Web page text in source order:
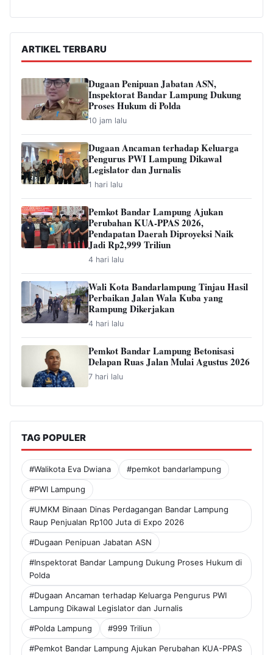
ARTIKEL TERBARU
Dugaan Penipuan Jabatan ASN,
Inspektorat Bandar Lampung Dukung
Proses Hukum di Polda
10 jam lalu
Dugaan Ancaman terhadap Keluarga
Pengurus PWI Lampung Dikawal
Legislator dan Jurnalis
1 hari lalu
Pemkot Bandar Lampung Ajukan
Perubahan KUA-PPAS 2026,
Pendapatan Daerah Diproyeksi Naik
Jadi Rp2,999 Triliun
4 hari lalu
Wali Kota Bandarlampung Tinjau Hasil
Perbaikan Jalan Wala Kuba yang
Rampung Dikerjakan
4 hari lalu
Pemkot Bandar Lampung Betonisasi
Delapan Ruas Jalan Mulai Agustus 2026
7 hari lalu
TAG POPULER
#Walikota Eva Dwiana #pemkot bandarlampung
#PWI Lampung
#UMKM Binaan Dinas Perdagangan Bandar Lampung
Raup Penjualan Rp100 Juta di Expo 2026
#Dugaan Penipuan Jabatan ASN
#Inspektorat Bandar Lampung Dukung Proses Hukum di
Polda
#Dugaan Ancaman terhadap Keluarga Pengurus PWI
Lampung Dikawal Legislator dan Jurnalis
#Polda Lampung #999 Triliun
#Pemkot Bandar Lampung Ajukan Perubahan KUA-PPAS